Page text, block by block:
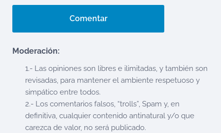
Moderación:
1.- Las opiniones son libres e ilimitadas, y también son
revisadas, para mantener el ambiente respetuoso y
simpático entre todos.
2.- Los comentarios falsos, “trolls”, Spam y, en
definitiva, cualquier contenido antinatural y/o que
carezca de valor, no será publicado.